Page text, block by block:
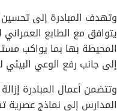
وتهدف المبادرة إلى تحسين
يتوافق مع الطابع
إلى جانب رفع الوعي
وتتضمن أعمال المبادرة
المدارس إلى نماذج